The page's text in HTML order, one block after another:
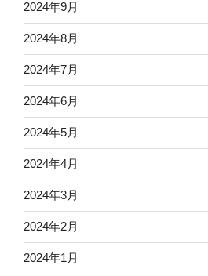
2024年9月
2024年8月
2024年7月
2024年6月
2024年5月
2024年4月
2024年3月
2024年2月
2024年1月